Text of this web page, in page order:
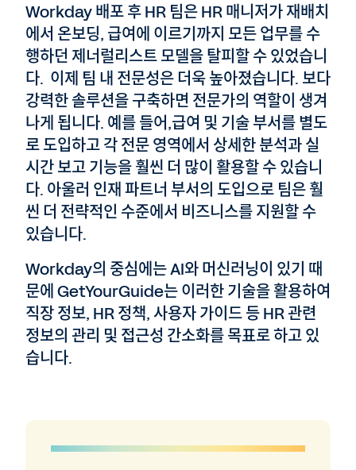
Workday 배포 후 HR 팀은 HR 매니저가 재배치
에서 온보딩, 급여에 이르기까지 모든 업무를 수
행하던 제너럴리스트 모델을 탈피할 수 있었습니
다. 이제 팀 내 전문성은 더욱 높아졌습니다. 보다
강력한 솔루션을 구축하면 전문가의 역할이 생겨
나게 됩니다. 예를 들어,급여 및 기술 부서를 별도
로 도입하고 각 전문 영역에서 상세한 분석과 실
시간 보고 기능을 훨씬 더 많이 활용할 수 있습니
다. 아울러 인재 파트너 부서의 도입으로 팀은 훨
씬 더 전략적인 수준에서 비즈니스를 지원할 수
있습니다.
Workday의 중심에는 AI와 머신러닝이 있기 때
문에 GetYourGuide는 이러한 기술을 활용하여
직장 정보, HR 정책, 사용자 가이드 등 HR 관련
정보의 관리 및 접근성 간소화를 목표로 하고 있
습니다.